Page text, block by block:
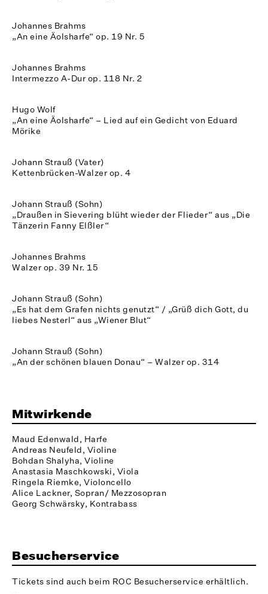
Johannes Brahms
„An eine Äolsharfe“ op. 19 Nr. 5
Johannes Brahms
Intermezzo A-Dur op. 118 Nr. 2
Hugo Wolf
„An eine Äolsharfe“ – Lied auf ein Gedicht von Eduard
Mörike
Johann Strauß (Vater)
Kettenbrücken-Walzer op. 4
Johann Strauß (Sohn)
„Draußen in Sievering blüht wieder der Flieder“ aus „Die
Tänzerin Fanny Elßler“
Johannes Brahms
Walzer op. 39 Nr. 15
Johann Strauß (Sohn)
„Es hat dem Grafen nichts genutzt“ / „Grüß dich Gott, du
liebes Nesterl“ aus „Wiener Blut“
Johann Strauß (Sohn)
„An der schönen blauen Donau“ – Walzer op. 314
Mitwirkende
Maud Edenwald, Harfe
Andreas Neufeld, Violine
Bohdan Shalyha, Violine
Anastasia Maschkowski, Viola
Ringela Riemke, Violoncello
Alice Lackner, Sopran/ Mezzosopran
Georg Schwärsky, Kontrabass
Besucherservice
Tickets sind auch beim ROC Besucherservice erhältlich.